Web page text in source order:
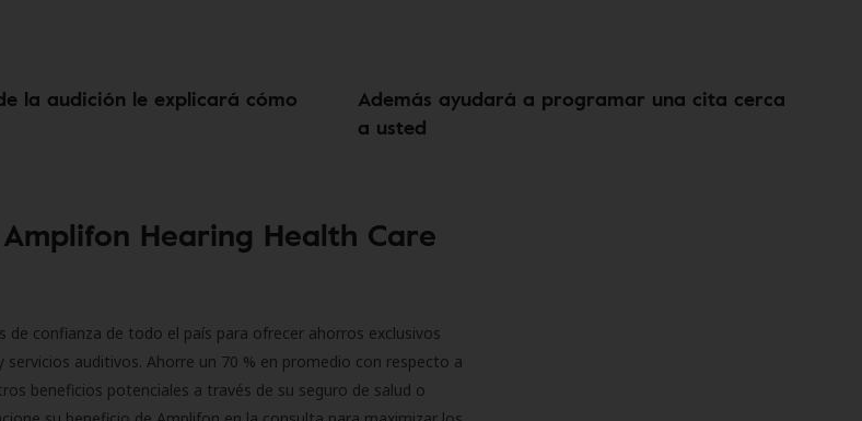
la audición le explicará cómo
Además ayudará a programar una cita cerca
a usted
Hearing Health Care
de confianza de todo el país para ofrecer ahorros exclusivos
auditivos. Ahorre un 70 % en promedio con respecto a
beneficios potenciales a través de su seguro de salud o